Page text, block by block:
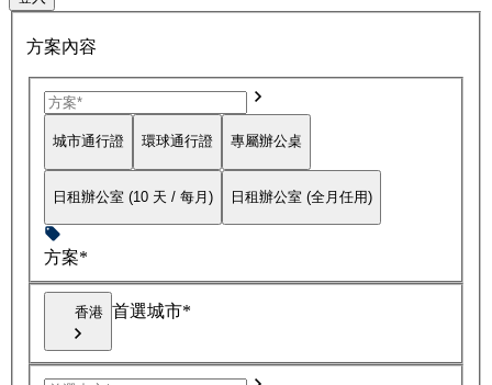
方案內容
城市通行證 環球通行證 專屬辦公桌
日租辦公室 (10 天 / 每月) 日租辦公室 (全月任用)
方案*
香港 首選城市*